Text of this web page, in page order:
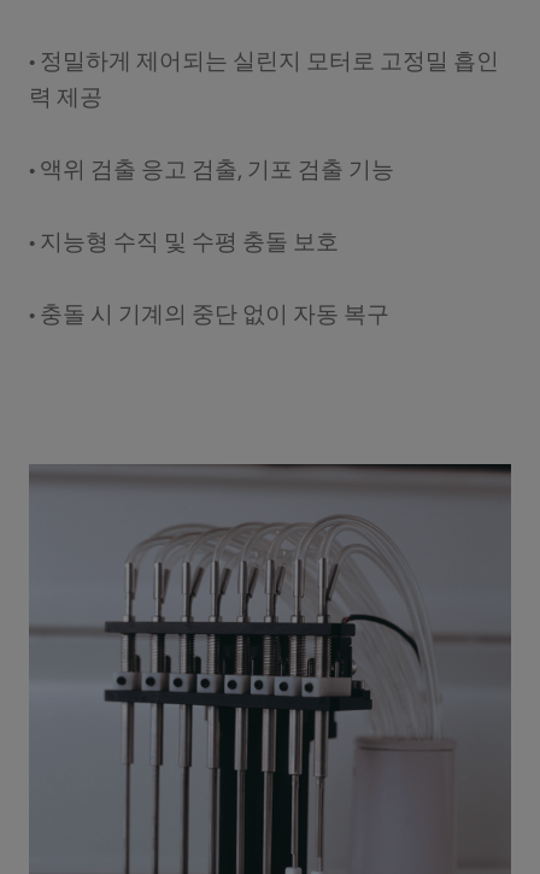
• 정밀하게 제어되는 실린지 모터로 고정밀 흡인
력 제공
• 액위 검출 응고 검출, 기포 검출 기능
• 지능형 수직 및 수평 충돌 보호
• 충돌 시 기계의 중단 없이 자동 복구